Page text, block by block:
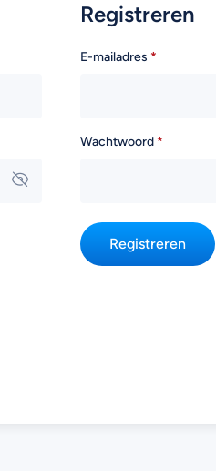
Registreren
E-mailadres *
Wachtwoord *
Registreren